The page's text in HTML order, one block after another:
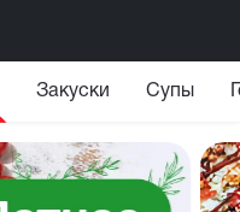
Закуски Супы